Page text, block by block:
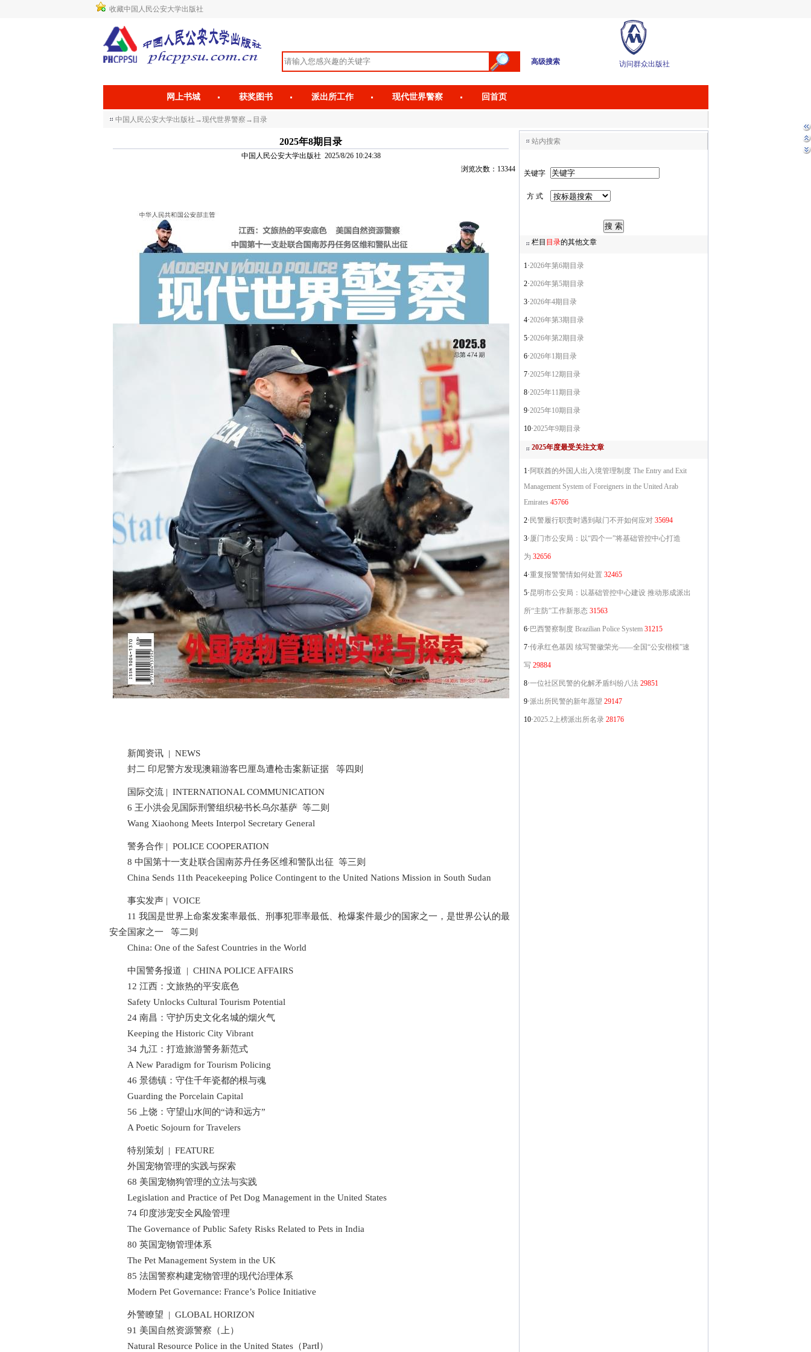
收藏中国人民公安大学出版社
高级搜索 访问群众出版社
网上书城 获奖图书 派出所工作 现代世界警察 回首页
中国人民公安大学出版社 →现代世界警察 → 目录
2025年8期目录
中国人民公安大学出版社 2025/8/26 10:24:38
浏览次数：13344
新闻资讯 | NEWS
封二 印尼警方发现澳籍游客巴厘岛遭枪击案新证据 等四则
国际交流 | INTERNATIONAL COMMUNICATION
6 王小洪会见国际刑警组织秘书长乌尔基萨 等二则
Wang Xiaohong Meets Interpol Secretary General
警务合作 | POLICE COOPERATION
8 中国第十一支赴联合国南苏丹任务区维和警队出征 等三则
China Sends 11th Peacekeeping Police Contingent to the United Nations Mission in South Sudan
事实发声 | VOICE
11 我国是世界上命案发案率最低、刑事犯罪率最低、枪爆案件最少的国家之一，是世界公认的最
安全国家之一 等二则
China: One of the Safest Countries in the World
中国警务报道 | CHINA POLICE AFFAIRS
12 江西：文旅热的平安底色
Safety Unlocks Cultural Tourism Potential
24 南昌：守护历史文化名城的烟火气
Keeping the Historic City Vibrant
34 九江：打造旅游警务新范式
A New Paradigm for Tourism Policing
46 景德镇：守住千年瓷都的根与魂
Guarding the Porcelain Capital
56 上饶：守望山水间的“诗和远方”
A Poetic Sojourn for Travelers
特别策划 | FEATURE
外国宠物管理的实践与探索
68 美国宠物狗管理的立法与实践
Legislation and Practice of Pet Dog Management in the United States
74 印度涉宠安全风险管理
The Governance of Public Safety Risks Related to Pets in India
80 英国宠物管理体系
The Pet Management System in the UK
85 法国警察构建宠物管理的现代治理体系
Modern Pet Governance: France’s Police Initiative
外警瞭望 | GLOBAL HORIZON
91 美国自然资源警察（上）
Natural Resource Police in the United States（PartⅠ）
站内搜索
关键字
方 式
栏目 目录的其他文章
1·2026年第6期目录
2·2026年第5期目录
3·2026年4期目录
4·2026年第3期目录
5·2026年第2期目录
6·2026年1期目录
7·2025年12期目录
8·2025年11期目录
9·2025年10期目录
10·2025年9期目录
2025年度最受关注文章
1· 阿联酋的外国人出入境管理制度 The Entry and Exit
Management System of Foreigners in the United Arab
Emirates 45766
2· 民警履行职责时遇到敲门不开如何应对 35694
3·厦门市公安局：以“四个一”将基础管控中心打造
为 32656
4·重复报警警情如何处置 32465
5·昆明市公安局：以基础管控中心建设 推动形成派出
所“主防”工作新形态 31563
6· 巴西警察制度 Brazilian Police System 31215
7·传承红色基因 续写警徽荣光——全国“公安楷模”速
写 29884
8·一位社区民警的化解矛盾纠纷八法 29851
9·派出所民警的新年愿望 29147
10·2025.2上榜派出所名录 28176